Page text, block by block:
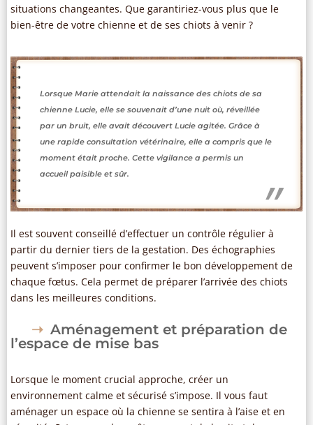
situations changeantes. Que garantiriez-vous plus que le
bien-être de votre chienne et de ses chiots à venir ?
Lorsque Marie attendait la naissance des chiots de sa
chienne Lucie, elle se souvenait d’une nuit où, réveillée
par un bruit, elle avait découvert Lucie agitée. Grâce à
une rapide consultation vétérinaire, elle a compris que le
moment était proche. Cette vigilance a permis un
accueil paisible et sûr.
Il est souvent conseillé d’effectuer un contrôle régulier à
partir du dernier tiers de la gestation. Des échographies
peuvent s’imposer pour confirmer le bon développement de
chaque fœtus. Cela permet de préparer l’arrivée des chiots
dans les meilleures conditions.
Aménagement et préparation de
l’espace de mise bas
Lorsque le moment crucial approche, créer un
environnement calme et sécurisé s’impose. Il vous faut
aménager un espace où la chienne se sentira à l’aise et en